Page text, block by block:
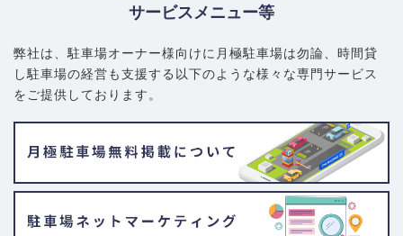
サービスメニュー等
弊社は、駐車場オーナー様向けに月極駐車場は勿論、 時間貸
し駐車場の経営も支援する以下のような様々な専門サービス
をご提供しております。